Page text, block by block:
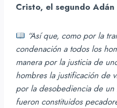
Cristo, el segundo Adán
“Así que, como por la
condenación a todos los
manera por la justicia de
hombres la justificación de
por la desobediencia de un
fueron constituidos